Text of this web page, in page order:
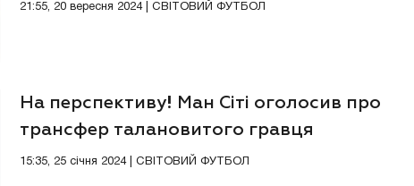
21:55, 20 вересня 2024 | СВІТОВИЙ ФУТБОЛ
На перспективу! Ман Сіті оголосив про
трансфер талановитого гравця
15:35, 25 січня 2024 | СВІТОВИЙ ФУТБОЛ